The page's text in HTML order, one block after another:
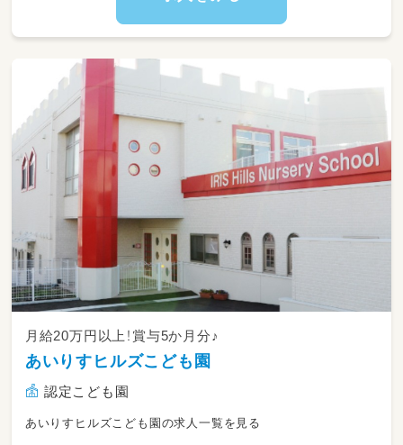
月給20万円以上！賞与5か月分♪
あいりすヒルズこども園
認定こども園
あいりすヒルズこども園の求人一覧を見る